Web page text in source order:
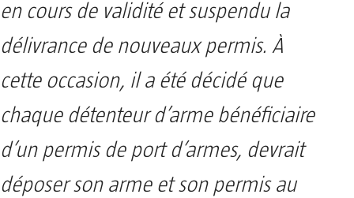
en cours de validité et suspendu la
délivrance de nouveaux permis. À
cette occasion, il a été décidé que
chaque détenteur d’arme bénéficiaire
d’un permis de port d’armes, devrait
déposer son arme et son permis au